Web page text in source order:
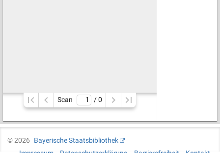
Scan / 0
©2026
Bayerische Staatsbibliothek